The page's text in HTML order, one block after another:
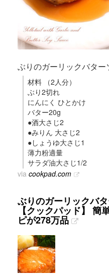
ぶりのガーリックバター
材料 （2人分）
ぶり2切れ
にんにく ひとかけ
バター20g
●酒大さじ2
●みりん 大さじ2
●しょうゆ大さじ1
薄力粉適量
サラダ油大さじ1/2
via cookpad.com
ぶりのガーリックバ
【クックパッド】 簡
ピが278万品